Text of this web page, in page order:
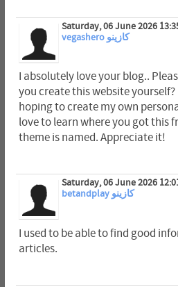
Saturday, 06 June 2026
vegashero كازينو
I absolutely love your blog..
you create this website yourself?
hoping to create my own
love to learn where you got this
theme is named. Appreciate it!
Saturday, 06 June 2026
betandplay كازينو
I used to be able to find good
articles.